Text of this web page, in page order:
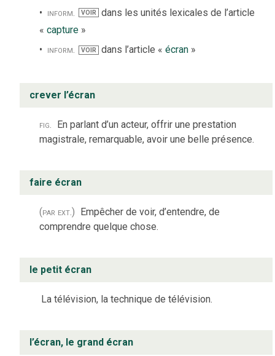
inform. VOIR
dans les unités lexicales de l’article
« capture »
inform.
VOIR dans l’article « écran»
crever l’écran
fig.
En parlant d’un acteur, offrir une prestation
magistrale, remarquable, avoir une belle présence.
faire écran
(par ext.)
Empêcher de voir, d’entendre, de
comprendre quelque chose.
le petit écran
La télévision, la technique de télévision.
l’écran, le grand écran